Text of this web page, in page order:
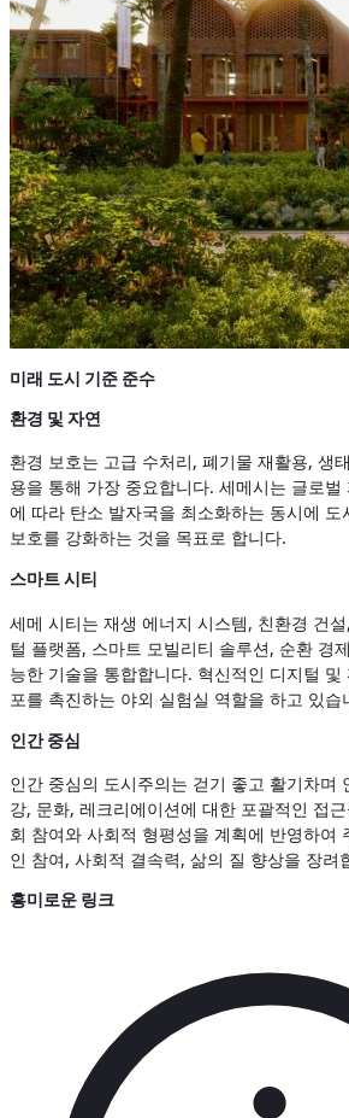
미래 도시 기준 준수
환경 및 자연
환경 보호는 고급 수처리, 폐기물 재활용, 생
용을 통해 가장 중요합니다. 세메시는 글로
에 따라 탄소 발자국을 최소화하는 동시에 도
보호를 강화하는 것을 목표로 합니다.
스마트 시티
세메 시티는 재생 에너지 시스템, 친환경 건
털 플랫폼, 스마트 모빌리티 솔루션, 순환 경
능한 기술을 통합합니다. 혁신적인 디지털 및
포를 촉진하는 야외 실험실 역할을 하고 있습
인간 중심
인간 중심의 도시주의는 걷기 좋고 활기차며
강, 문화, 레크리에이션에 대한 포괄적인 접
회 참여와 사회적 형평성을 계획에 반영하여
인 참여, 사회적 결속력, 삶의 질 향상을 장려
흥미로운 링크